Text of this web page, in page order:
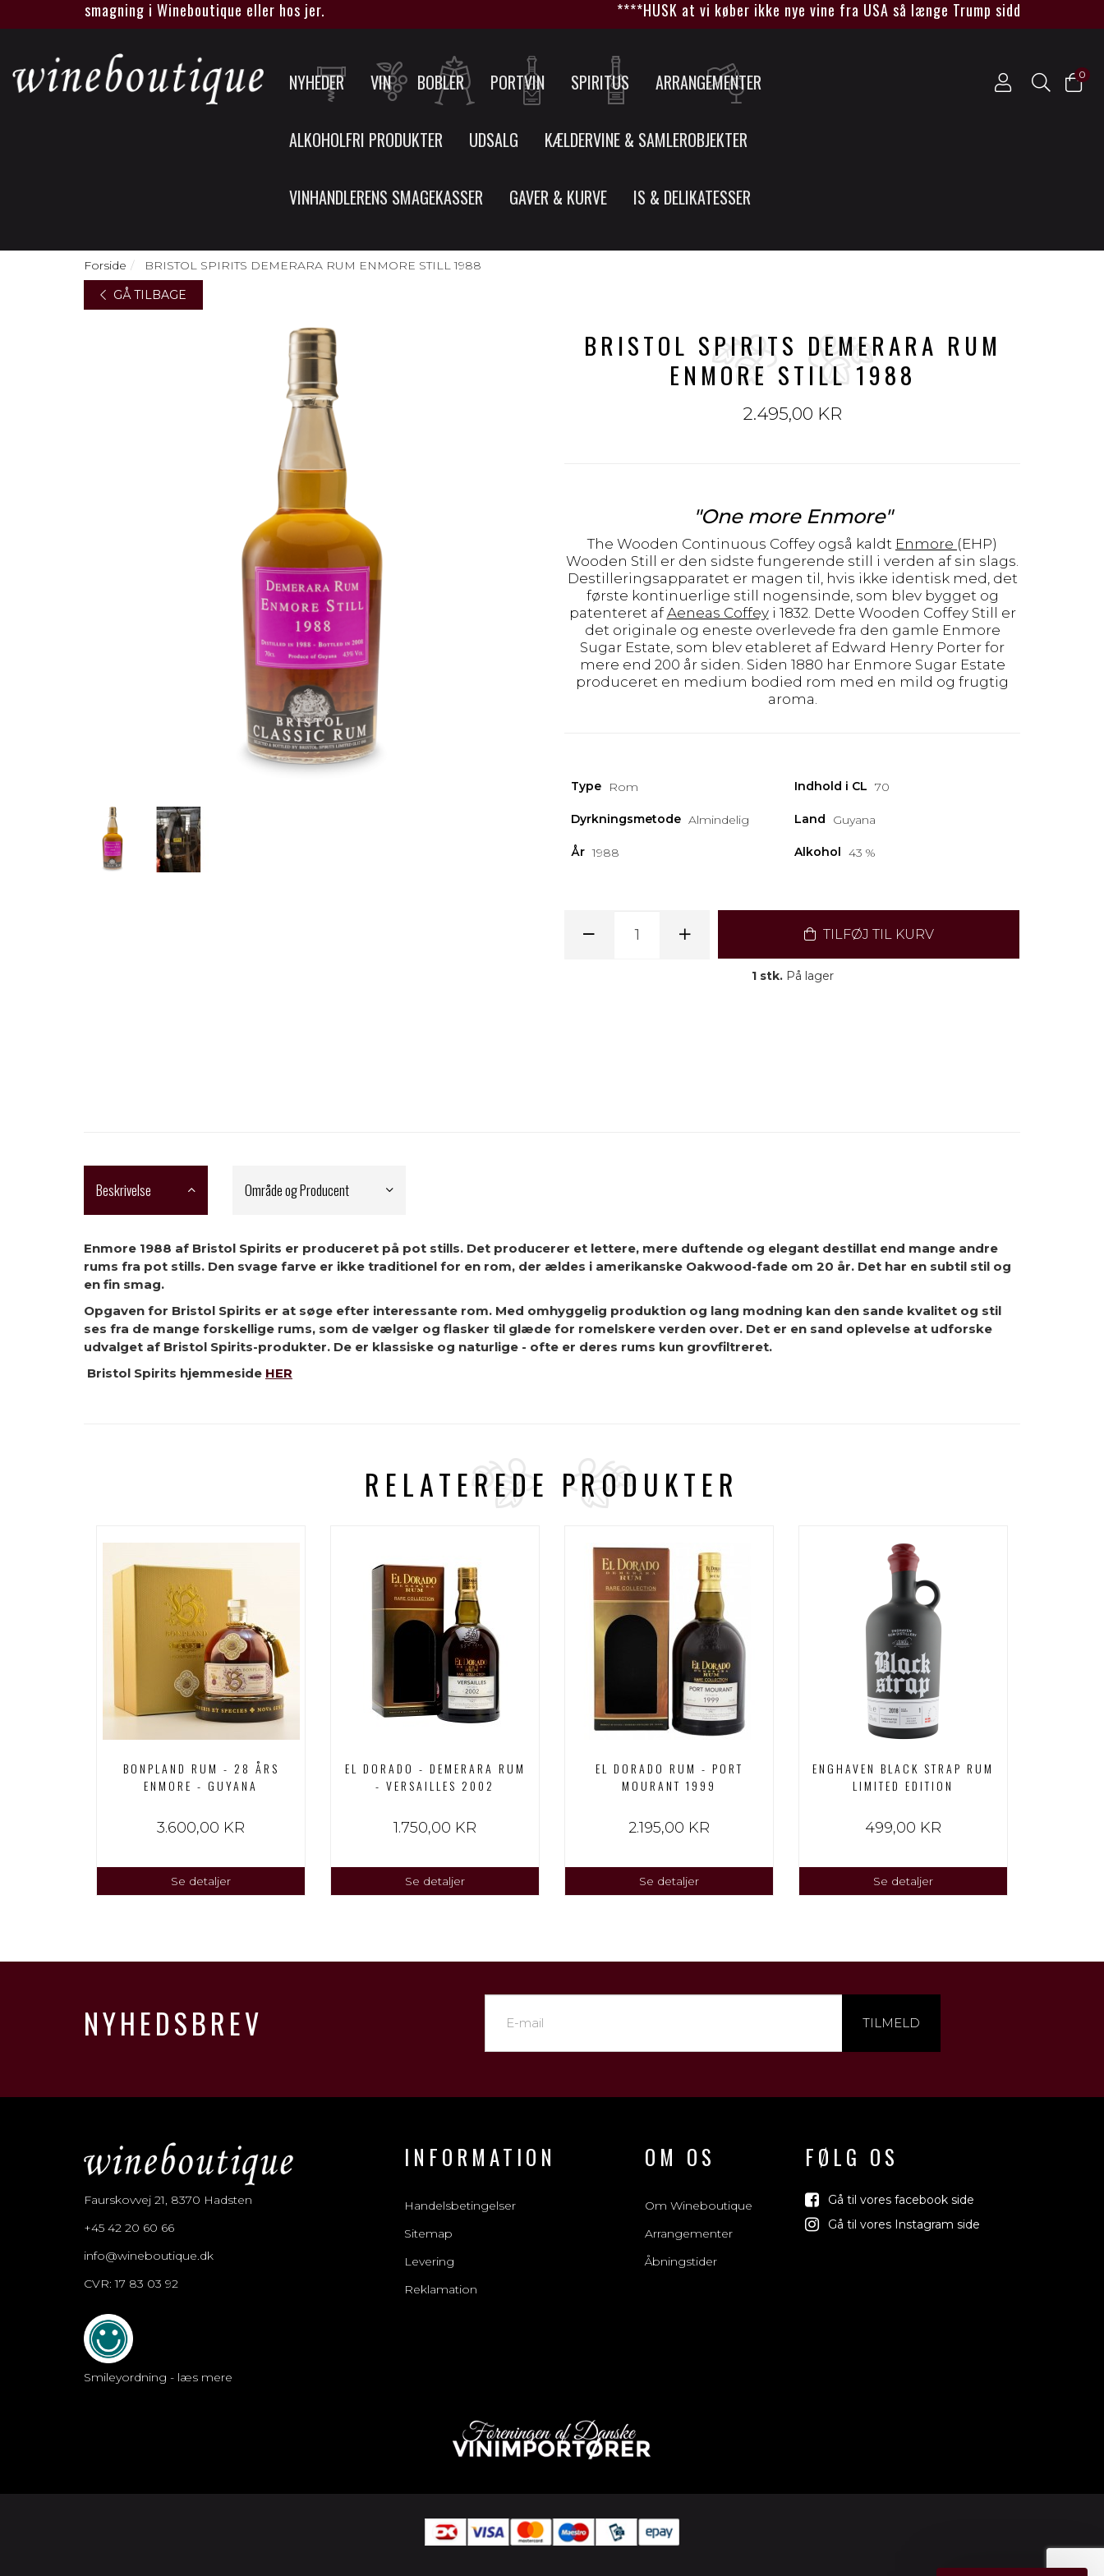
spiritus smagning i Wineboutique eller hos jer. ****HUSK at vi køber ikke nye vine fra USA så længe Trump sidder ved
NYHEDER VIN BOBLER PORTVIN SPIRITUS ARRANGEMENTER
ALKOHOLFRI PRODUKTER UDSALG KÆLDERVINE & SAMLEROBJEKTER
VINHANDLERENS SMAGEKASSER GAVER & KURVE IS & DELIKATESSER
0
Forside
BRISTOL SPIRITS DEMERARA RUM ENMORE STILL 1988
GÅ TILBAGE
BRISTOL SPIRITS DEMERARA RUM
ENMORE STILL 1988
2.495,00 KR
"One more Enmore"
The Wooden Continuous Coffey også kaldt Enmore (EHP)
Wooden Still er den sidste fungerende still i verden af sin slags.
Destilleringsapparatet er magen til, hvis ikke identisk med, det
første kontinuerlige still nogensinde, som blev bygget og
patenteret afAeneas Coffeyi 1832. Dette Wooden Coffey Still er
det originale og eneste overlevede fra den gamle Enmore
Sugar Estate, som blev etableret af Edward Henry Porter for
mere end 200 år siden. Siden 1880 har Enmore Sugar Estate
produceret en medium bodied rom med en mild og frugtig
aroma.
Type Rom Indhold i CL 70
Dyrkningsmetode Almindelig Land Guyana
År 1988 Alkohol 43 %
TILFØJ TIL KURV
1 stk.På lager
Beskrivelse Område og Producent
Enmore 1988 af Bristol Spirits er produceret på pot stills. Det producerer et lettere, mere duftende og elegant destillat end mange andre
rums fra pot stills. Den svage farve er ikke traditionel for en rom, der ældes i amerikanske Oakwood-fade om 20 år. Det har en subtil stil og
en fin smag.
Opgaven for Bristol Spirits er at søge efter interessante rom. Med omhyggelig produktion og lang modning kan den sande kvalitet og stil
ses fra de mange forskellige rums, som de vælger og flasker til glæde for romelskere verden over. Det er en sand oplevelse at udforske
udvalget af Bristol Spirits-produkter. De er klassiske og naturlige - ofte er deres rums kun grovfiltreret.
Bristol Spirits hjemmeside HER
RELATEREDE PRODUKTER
BONPLAND RUM - 28 ÅRS
ENMORE - GUYANA
3.600,00 KR
Se detaljer
EL DORADO - DEMERARA RUM
- VERSAILLES 2002
1.750,00 KR
Se detaljer
EL DORADO RUM - PORT
MOURANT 1999
2.195,00 KR
Se detaljer
ENGHAVEN BLACK STRAP RUM
LIMITED EDITION
499,00 KR
Se detaljer
NYHEDSBREV TILMELD
Faurskovvej 21, 8370 Hadsten
+45 42 20 60 66
info@wineboutique.dk
CVR: 17 83 03 92
Smileyordning - læs mere
INFORMATION
Handelsbetingelser
Sitemap
Levering
Reklamation
OM OS
Om Wineboutique
Arrangementer
Åbningstider
FØLG OS
Gå til vores facebook side
Gå til vores Instagram side